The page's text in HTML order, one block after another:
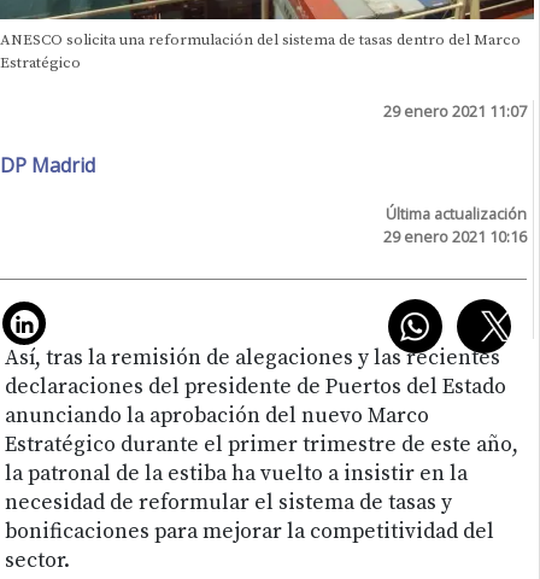
ANESCO solicita una reformulación del sistema de tasas dentro del Marco
Estratégico
29 enero 2021 11:07
DP Madrid
Última actualización
29 enero 2021 10:16
Así, tras la remisión de alegaciones y las recientes
declaraciones del presidente de Puertos del Estado
anunciando la aprobación del nuevo Marco
Estratégico durante el primer trimestre de este año,
la patronal de la estiba ha vuelto a insistir en la
necesidad de reformular el sistema de tasas y
bonificaciones para mejorar la competitividad del
sector.